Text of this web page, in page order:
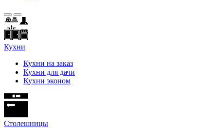
Кухни
Кухни на заказ
Кухни для дачи
Кухни эконом
Cтолешницы